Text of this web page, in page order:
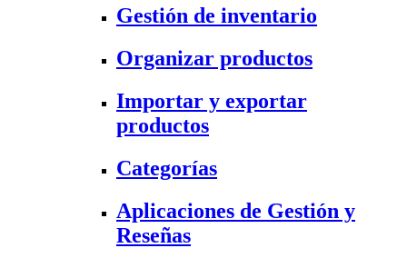
Gestión de inventario
Organizar productos
Importar y exportar
productos
Categorías
Aplicaciones de Gestión y
Reseñas